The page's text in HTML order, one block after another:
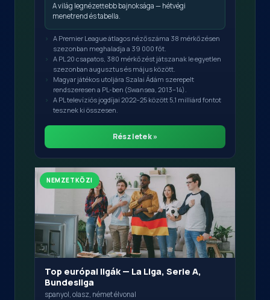
A világ legnézettebb bajnoksága — hétvégi
menetrend és tabella.
A Premier League átlagos nézőszáma 38 mérkőzésen
szezonban meghaladja a 39 000 főt.
A PL 20 csapatos, 380 mérkőzést játszanak le egyetlen
szezonban augusztus és május között.
Magyar játékos utoljára Szalai Ádám szerepelt
rendszeresen a PL-ben (Swansea, 2013–14).
A PL televíziós jogdíjai 2022–25 között 5,1 milliárd fontot
tesznek ki összesen.
Részletek »
NEMZETKÖZI
Top európai ligák — La Liga, Serie A,
Bundesliga
spanyol, olasz, német élvonal